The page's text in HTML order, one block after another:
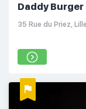
Daddy Burger
35 Rue du Priez,